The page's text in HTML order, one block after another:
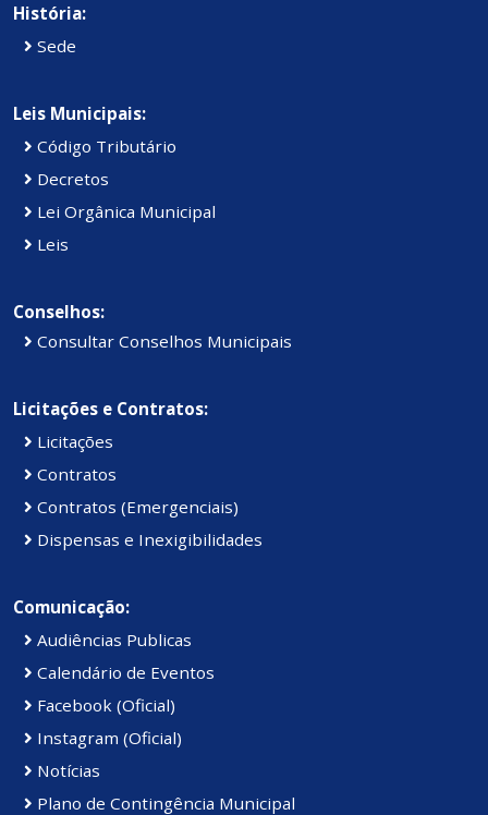
História:
Sede
Leis Municipais:
Código Tributário
Decretos
Lei Orgânica Municipal
Leis
Conselhos:
Consultar Conselhos Municipais
Licitações e Contratos:
Licitações
Contratos
Contratos (Emergenciais)
Dispensas e Inexigibilidades
Comunicação:
Audiências Publicas
Calendário de Eventos
Facebook (Oficial)
Instagram (Oficial)
Notícias
Plano de Contingência Municipal